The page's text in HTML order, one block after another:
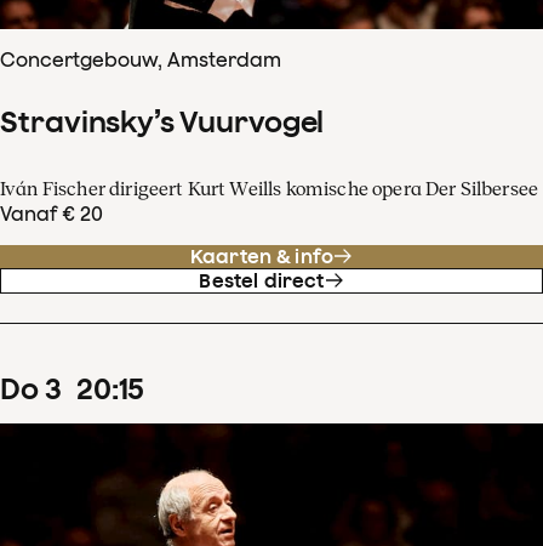
Concertgebouw, Amsterdam
Stravinsky’s Vuurvogel
Iván Fischer dirigeert Kurt Weills komische opera Der Silbersee
Vanaf € 20
Kaarten & info
Bestel direct
do3 20:15